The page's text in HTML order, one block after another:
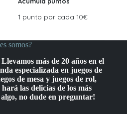
1 punto por cada 10€
somos?
más de 20 años en el
especializada en juegos de
de mesa y juegos de rol,
las delicias de los más
no dude en preguntar!